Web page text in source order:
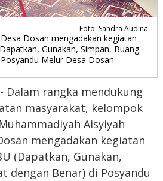
Foto: Sandra Audina
Dosan mengadakan kegiatan
Gunakan, Simpan, Buang
Melur Desa Dosan.
- Dalam rangka mendukung
masyarakat, kelompok
Aisyiyah
mengadakan kegiatan
(Dapatkan, Gunakan,
dengan Benar) di Posyandu